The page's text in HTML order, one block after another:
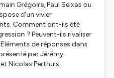
Grégoire, Paul Seixas ou
d'un vivier
Comment ont-ils été
? Peuvent-ils rivaliser
de réponses dans
par Jérémy
Nicolas Perthuis.